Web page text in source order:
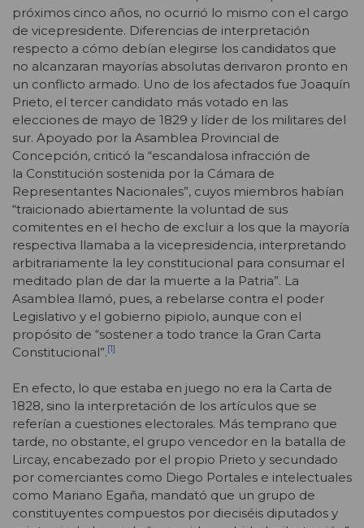
próximos cinco años, no ocurrió lo mismo con el cargo
de vicepresidente. Diferencias de interpretación
respecto a cómo debían elegirse los candidatos que
no alcanzaran mayorías absolutas derivaron pronto en
un conflicto armado. Uno de los afectados fue Joaquín
Prieto, el tercer candidato más votado en las
elecciones de mayo de 1829 y líder de los militares del
sur. Apoyado por la Asamblea Provincial de
Concepción, criticó la “escandalosa infracción de
la Constitución sostenida por la Cámara de
Representantes Nacionales”, cuyos miembros habían
“traicionado abiertamente la voluntad de sus
comitentes en el hecho de excluir a los que la mayoría
respectiva llamaba a la vicepresidencia, interpretando
arbitrariamente la ley constitucional para consumar el
meditado plan de dar la muerte a la Patria”. La
Asamblea llamó, pues, a rebelarse contra el poder
Legislativo y el gobierno pipiolo, aunque con el
propósito de “sostener a todo trance la Gran Carta
Constitucional”.[1]
En efecto, lo que estaba en juego no era la Carta de
1828, sino la interpretación de los artículos que se
referían a cuestiones electorales. Más temprano que
tarde, no obstante, el grupo vencedor en la batalla de
Lircay, encabezado por el propio Prieto y secundado
por comerciantes como Diego Portales e intelectuales
como Mariano Egaña, mandató que un grupo de
constituyentes compuestos por dieciséis diputados y